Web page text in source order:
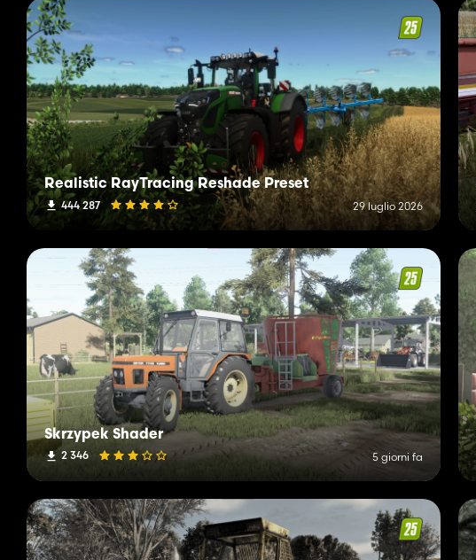
Realistic RayTracing Reshade Preset
444 287 29 luglio 2026
Skrzypek Shader
2 346 5 giorni fa